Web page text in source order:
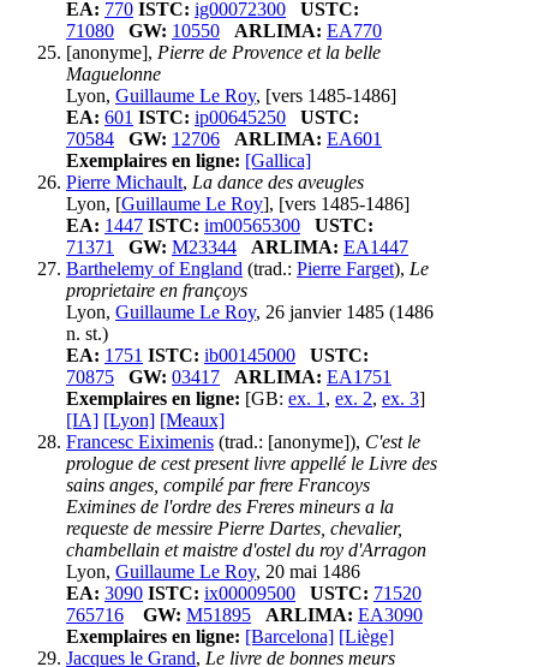
EA: 770 ISTC: ig00072300
USTC:
71080
GW: 10550 ARLIMA: EA770
[anonyme], Pierre de Provence et la belle
Maguelonne
Lyon, Guillaume Le Roy, [vers 1485-1486]
EA: 601 ISTC: ip00645250
USTC:
70584
GW: 12706 ARLIMA: EA601
Exemplaires en ligne: [Gallica]
Pierre Michault, La dance des aveugles
Lyon, [Guillaume Le Roy], [vers 1485-1486]
EA: 1447 ISTC: im00565300
USTC:
71371
GW: M23344 ARLIMA: EA1447
Barthelemy of England (trad.: Pierre Farget), Le
proprietaire en françoys
Lyon, Guillaume Le Roy, 26 janvier 1485 (1486
n. st.)
EA: 1751 ISTC: ib00145000
USTC:
70875
GW: 03417 ARLIMA: EA1751
Exemplaires en ligne: [GB: ex. 1 , ex. 2, ex. 3]
[IA] [Lyon] [Meaux]
Francesc Eiximenis (trad.: [anonyme]), C'est le
prologue de cest present livre appellé le Livre des
sains anges, compilé par frere Francoys
Eximines de l'ordre des Freres mineurs a la
requeste de messire Pierre Dartes, chevalier,
chambellain et maistre d'ostel du roy d'Arragon
Lyon, Guillaume Le Roy, 20 mai 1486
EA: 3090 ISTC: ix00009500 USTC: 71520
765716
GW: M51895 ARLIMA: EA3090
Exemplaires en ligne: [Barcelona] [Liège]
Jacques le Grand, Le livre de bonnes meurs